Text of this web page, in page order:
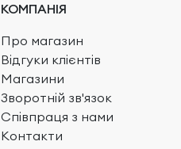
КОМПАНІЯ
Про магазин
Відгуки клієнтів
Магазини
Зворотній зв'язок
Співпраця з нами
Контакти